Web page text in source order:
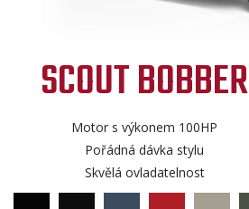
SCOUT BOBBER
Motor s výkonem 100HP
Pořádná dávka stylu
Skvělá ovladatelnost